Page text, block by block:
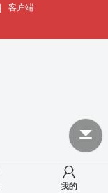
客户端
我的